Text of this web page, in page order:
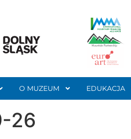
O MUZEUM EDUKACJA
26